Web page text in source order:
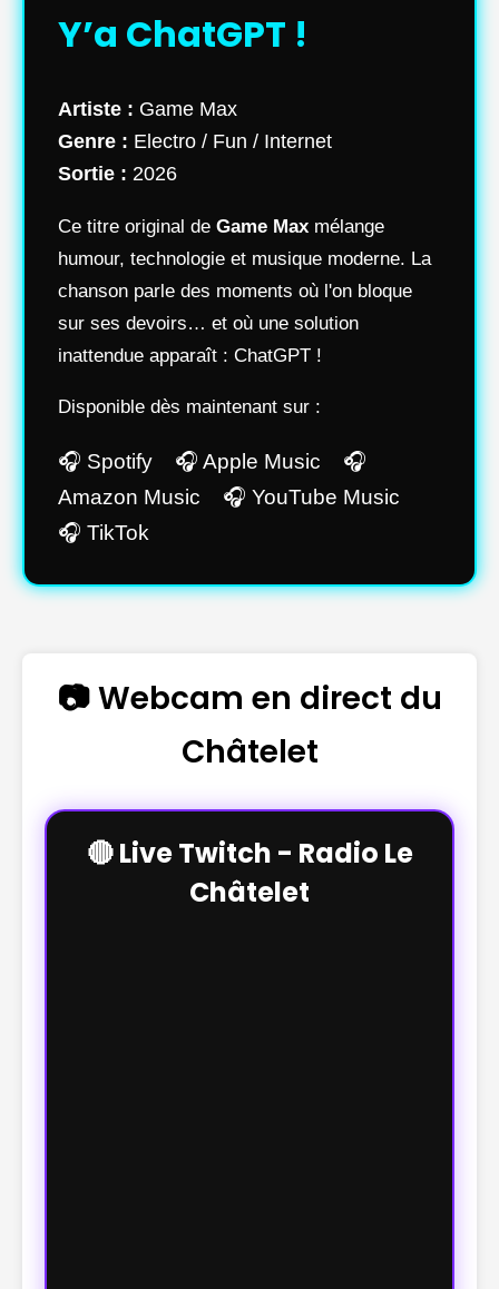
Y’a ChatGPT !
Artiste : Game Max
Genre : Electro / Fun / Internet
Sortie : 2026
Ce titre original de Game Max mélange
humour, technologie et musique moderne. La
chanson parle des moments où l'on bloque
sur ses devoirs… et où une solution
inattendue apparaît : ChatGPT !
Disponible dès maintenant sur :
🎧 Spotify 🎧 Apple Music 🎧
Amazon Music 🎧 YouTube Music
🎧 TikTok
📷 Webcam en direct du
Châtelet
🔴 Live Twitch - Radio Le
Châtelet